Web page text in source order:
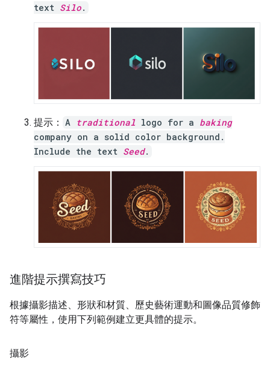
text Silo.
提示： A traditional logo for a baking
company on a solid color background.
Include the text Seed.
進階提示撰寫技巧
根據攝影描述、形狀和材質、歷史藝術運動和圖像品質修飾
符等屬性，使用下列範例建立更具體的提示。
攝影